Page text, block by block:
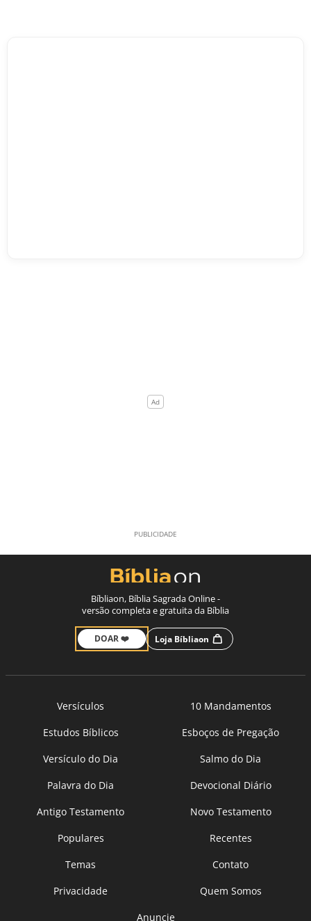
Bíbliaon, Bíblia Sagrada Online -
versão completa e gratuita da Bíblia
DOAR ❤️ Loja Bíbliaon
Versículos
10 Mandamentos
Estudos Bíblicos
Esboços de Pregação
Versículo do Dia
Salmo do Dia
Palavra do Dia
Devocional Diário
Antigo Testamento
Novo Testamento
Populares
Recentes
Temas
Contato
Privacidade
Quem Somos
Anuncie